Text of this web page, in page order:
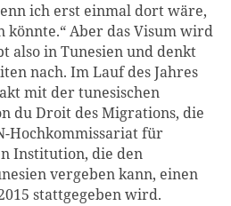
ich erst einmal dort wäre,
könnte.“ Aber das Visum wird
also in Tunesien und denkt
nach. Im Lauf des Jahres
mit der tunesischen
du Droit des Migrations, die
Hochkommissariat für
Institution, die den
vergeben kann, einen
stattgegeben wird.